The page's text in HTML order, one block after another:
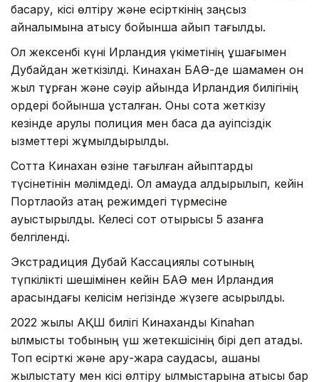
басқару, кісі өлтіру және есірткінің заңсыз
айналымына қатысу бойынша айып тағылды.
Ол жексенбі күні Ирландия үкіметінің ұшағымен
Дубайдан жеткізілді. Кинахан БАӘ-де шамамен он
жыл тұрған және сәуір айында Ирландия билігінің
ордері бойынша ұсталған. Оны сотқа жеткізу
кезінде қарулы полиция мен басқа да қауіпсіздік
қызметтері жұмылдырылды.
Сотта Кинахан өзіне тағылған айыптарды
түсінетінін мәлімдеді. Ол қамауда қалдырылып, кейін
Портлаойз қатаң режимдегі түрмесіне
ауыстырылды. Келесі сот отырысы 5 қазанға
белгіленді.
Экстрадиция Дубай Кассациялық сотының
түпкілікті шешімінен кейін БАӘ мен Ирландия
арасындағы келісім негізінде жүзеге асырылды.
2022 жылы АҚШ билігі Кинаханды Kinahan
қылмыстық тобының үш жетекшісінің бірі деп атады.
Топ есірткі және қару-жарақ саудасы, ақшаны
жылыстату мен кісі өлтіру қылмыстарына қатысы бар